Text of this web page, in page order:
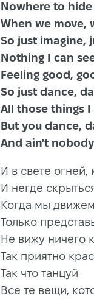
Nowhere to
When we
So just
Nothing I can
Feeling
So just
All those
But you
And ain't
И в свете огней,
И негде
Когда мы
Только
Не вижу ничего
Так приятно
Так что танцуй
Все те вещи,